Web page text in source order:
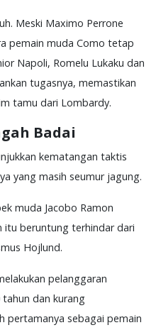
Meski Maximo Perrone
pemain muda Como tetap
Napoli, Romelu Lukaku dan
tugasnya, memastikan
tamu dari Lombardy.
Badai
kematangan taktis
yang masih seumur jagung.
muda Jacobo Ramon
itu beruntung terhindar dari
Hojlund.
pelanggaran
dan kurang
pertamanya sebagai pemain